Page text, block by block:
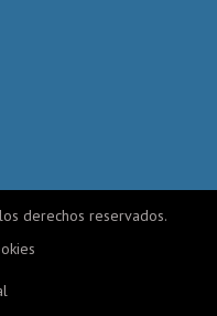
derechos reservados.